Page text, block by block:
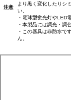
注意
より黒く変化したりシ
い。
・電球型蛍光灯やLED
・本製品には調光・調
・この器具は非防水で
ん。